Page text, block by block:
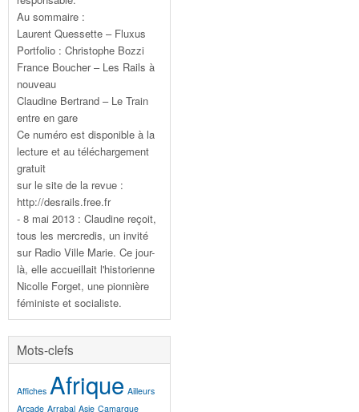
Au sommaire :
Laurent Quessette – Fluxus
Portfolio : Christophe Bozzi
France Boucher – Les Rails à
nouveau
Claudine Bertrand – Le Train
entre en gare
Ce numéro est disponible à la
lecture et au téléchargement
gratuit
sur le site de la revue :
http://desrails.free.fr
- 8 mai 2013 : Claudine reçoit,
tous les mercredis, un invité
sur Radio Ville Marie. Ce jour-
là, elle accueillait l'historienne
Nicolle Forget, une pionnière
féministe et socialiste.
Mots-clefs
Affiches Afrique Ailleurs
Arcade Arrabal Asie Camargue